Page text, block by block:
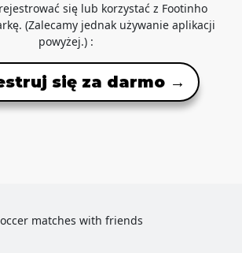
się lub korzystać z Footinho
(Zalecamy jednak używanie aplikacji
powyżej.) :
się za darmo →
matches with friends